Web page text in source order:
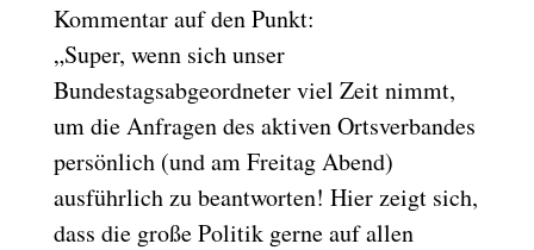
Kommentar auf den Punkt:
„Super, wenn sich unser
Bundestagsabgeordneter viel Zeit nimmt,
um die Anfragen des aktiven Ortsverbandes
persönlich (und am Freitag Abend)
ausführlich zu beantworten! Hier zeigt sich,
dass die große Politik gerne auf allen